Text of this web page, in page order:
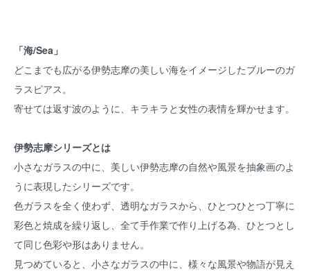
「海/Sea」
どこまでも広がる伊勢志摩の美しい海をイメージしたブルーのガ
ラスピアス。
寄せては返す波のように、キラキラと女性の表情を輝かせます。
伊勢志摩シリーズとは
小さなガラスの中に、美しい伊勢志摩の自然や風景を抽象画のよ
うに表現したシリーズです。
色ガラスを全く使わず、透明なガラスから、ひとつひとつ丁寧に
彩色と焼成を繰り返し、全て手作業で作り上げる為、ひとつとし
て同じ色彩や形はありません。
見つめていると、小さなガラスの中に、様々な風景や物語が見え